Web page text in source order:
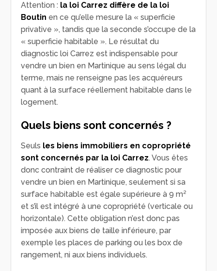
Attention : la loi Carrez diffère de la loi
Boutin en ce qu’elle mesure la « superficie
privative », tandis que la seconde s’occupe de la
« superficie habitable ». Le résultat du
diagnostic loi Carrez est indispensable pour
vendre un bien en Martinique au sens légal du
terme, mais ne renseigne pas les acquéreurs
quant à la surface réellement habitable dans le
logement.
Quels biens sont concernés ?
Seuls les biens immobiliers en copropriété
sont concernés par la loi Carrez. Vous êtes
donc contraint de réaliser ce diagnostic pour
vendre un bien en Martinique, seulement si sa
surface habitable est égale supérieure à 9 m²
et s’il est intégré à une copropriété (verticale ou
horizontale). Cette obligation n’est donc pas
imposée aux biens de taille inférieure, par
exemple les places de parking ou les box de
rangement, ni aux biens individuels.